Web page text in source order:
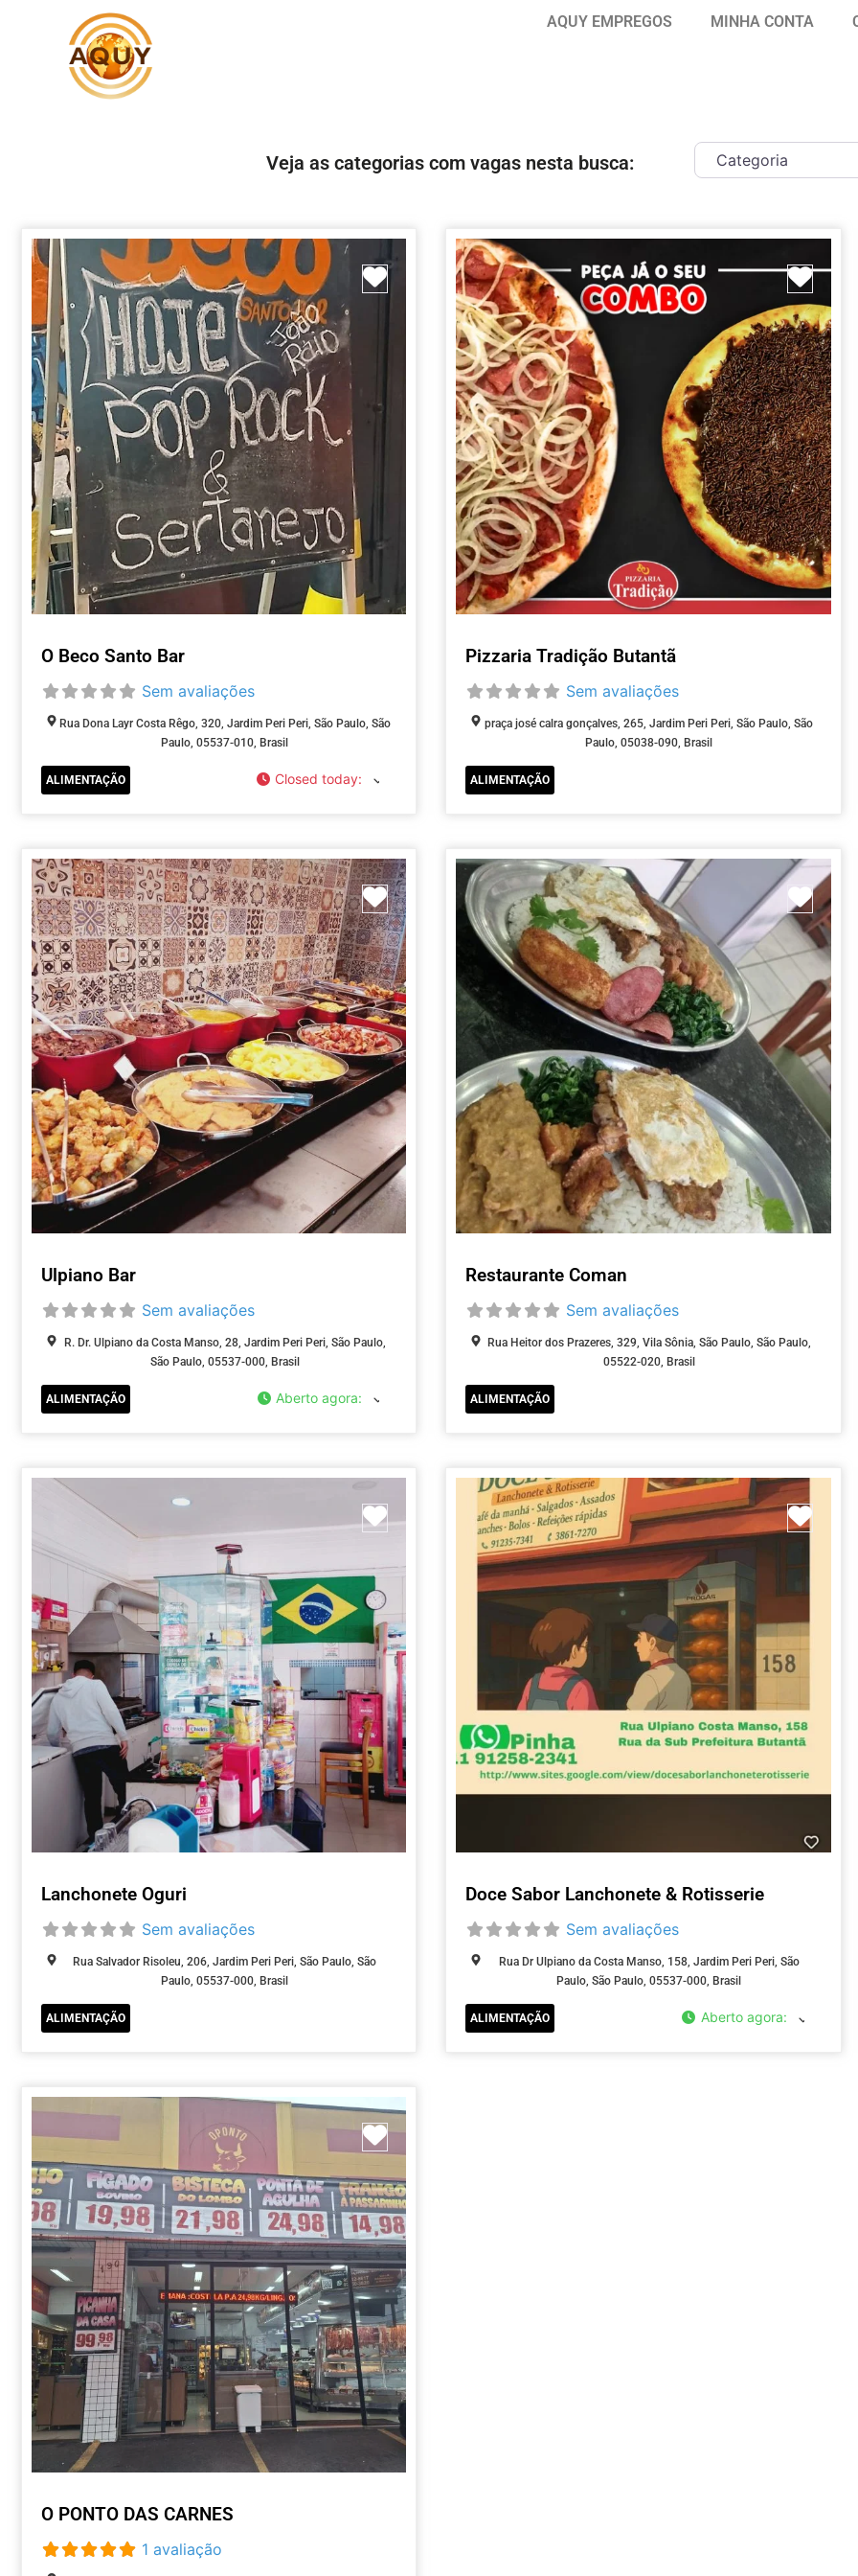
AQUY EMPREGOS MINHA CONTA
Veja as categorias com vagas nesta busca:
Marcar como Favorito
O Beco Santo Bar
Sem avaliações
Rua Dona Layr Costa Rêgo, 320, Jardim Peri Peri, São Paulo, São
Paulo, 05537-010, Brasil
ALIMENTAÇÃO Closed today:
Pizzaria Tradição Butantã
Sem avaliações
praça josé calra gonçalves, 265, Jardim Peri Peri, São Paulo, São
Paulo, 05038-090, Brasil
ALIMENTAÇÃO
Marcar como Favorito
Ulpiano Bar
Sem avaliações
R. Dr. Ulpiano da Costa Manso, 28, Jardim Peri Peri, São Paulo,
São Paulo, 05537-000, Brasil
ALIMENTAÇÃO Aberto agora:
Restaurante Coman
Sem avaliações
Rua Heitor dos Prazeres, 329, Vila Sônia, São Paulo, São Paulo,
05522-020, Brasil
ALIMENTAÇÃO
Marcar como Favorito
Lanchonete Oguri
Sem avaliações
Rua Salvador Risoleu, 206, Jardim Peri Peri, São Paulo, São
Paulo, 05537-000, Brasil
ALIMENTAÇÃO
Doce Sabor Lanchonete & Rotisserie
Sem avaliações
Rua Dr Ulpiano da Costa Manso, 158, Jardim Peri Peri, São
Paulo, São Paulo, 05537-000, Brasil
ALIMENTAÇÃO Aberto agora:
Marcar como Favorito
O PONTO DAS CARNES
1 avaliação